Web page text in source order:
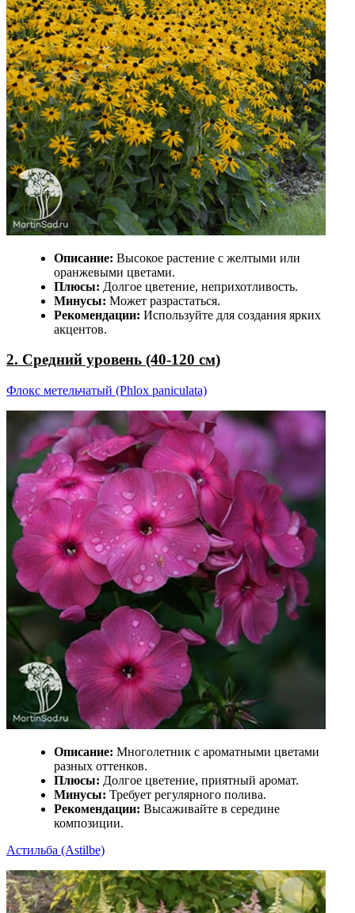
Описание: Высокое растение с желтыми или
оранжевыми цветами.
Плюсы: Долгое цветение, неприхотливость.
Минусы: Может разрастаться.
Рекомендации: Используйте для создания ярких
акцентов.
2. Средний уровень (40-120 см)
Флокс метельчатый (Phlox paniculata)
Описание: Многолетник с ароматными цветами
разных оттенков.
Плюсы: Долгое цветение, приятный аромат.
Минусы: Требует регулярного полива.
Рекомендации: Высаживайте в середине
композиции.
Астильба (Astilbe)